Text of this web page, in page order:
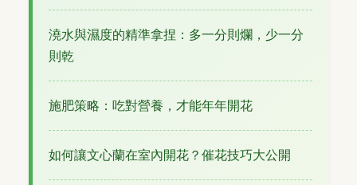
澆水與濕度的精準拿捏：多一分則爛，少一分
則乾
施肥策略：吃對營養，才能年年開花
如何讓文心蘭在室內開花？催花技巧大公開